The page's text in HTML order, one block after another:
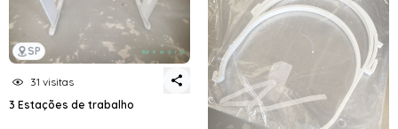
SP
31 visitas
3 Estações de trabalho